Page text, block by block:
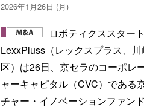
2026年1月26日 (月)
ロボティクススター
LexxPluss（レックスプラス、
区）は26日、京セラのコーポレ
ャーキャピタル（CVC）である
チャー・イノベーションファン